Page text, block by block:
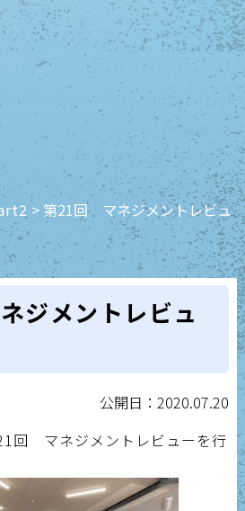
>第21回 マネジメントレビュ
ジメントレビュ
公開日：2020.07.20
回 マネジメントレビューを行